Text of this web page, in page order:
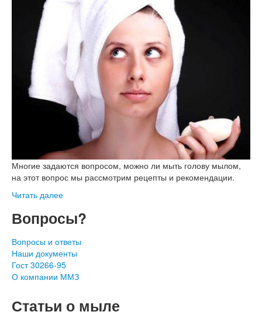
Многие задаются вопросом, можно ли мыть голову мылом,
на этот вопрос мы рассмотрим рецепты и рекомендации.
Читать далее
Вопросы?
Вопросы и ответы
Наши документы
Гост 30266-95
О компании ММЗ
Статьи о мыле